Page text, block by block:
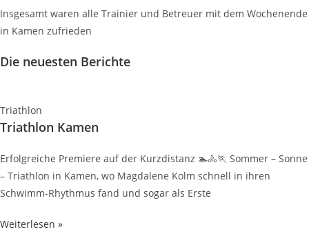
Insgesamt waren alle Trainier und Betreuer mit dem Wochenende
in Kamen zufrieden
Die neuesten Berichte
Triathlon
Triathlon Kamen
Erfolgreiche Premiere auf der Kurzdistanz 🏊🚴🏃 Sommer – Sonne
– Triathlon in Kamen, wo Magdalene Kolm schnell in ihren
Schwimm-Rhythmus fand und sogar als Erste
Weiterlesen »